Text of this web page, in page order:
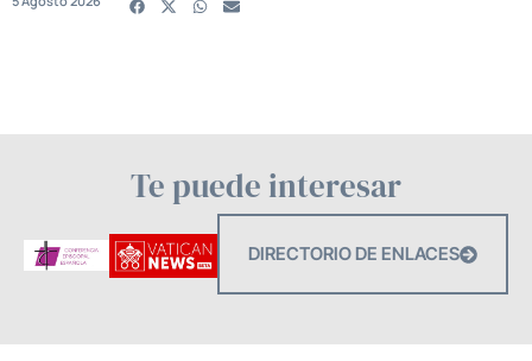
Te puede interesar
DIRECTORIO DE ENLACES